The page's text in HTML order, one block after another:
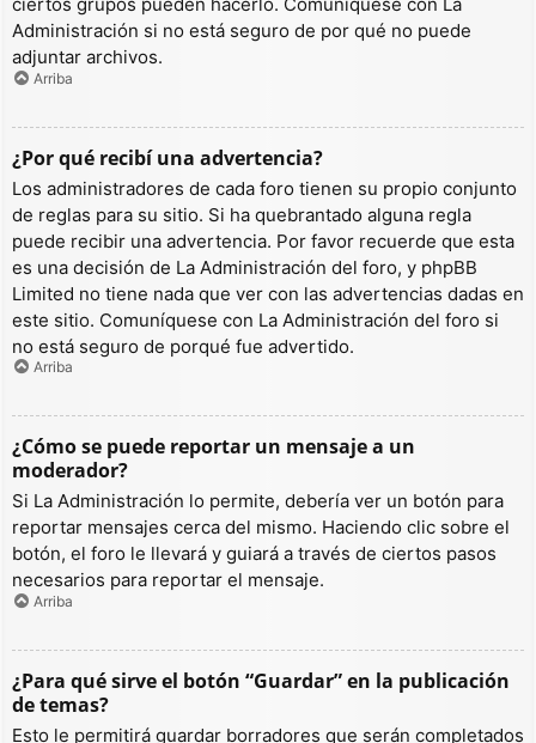
Administración si no está seguro de por qué no puede
adjuntar archivos.
Arriba
¿Por qué recibí una advertencia?
Los administradores de cada foro tienen su propio conjunto
de reglas para su sitio. Si ha quebrantado alguna regla
puede recibir una advertencia. Por favor recuerde que esta
es una decisión de La Administración del foro, y phpBB
Limited no tiene nada que ver con las advertencias dadas en
este sitio. Comuníquese con La Administración del foro si
no está seguro de porqué fue advertido.
Arriba
¿Cómo se puede reportar un mensaje a un
moderador?
Si La Administración lo permite, debería ver un botón para
reportar mensajes cerca del mismo. Haciendo clic sobre el
botón, el foro le llevará y guiará a través de ciertos pasos
necesarios para reportar el mensaje.
Arriba
¿Para qué sirve el botón “Guardar” en la publicación
de temas?
Esto le permitirá guardar borradores que serán completados